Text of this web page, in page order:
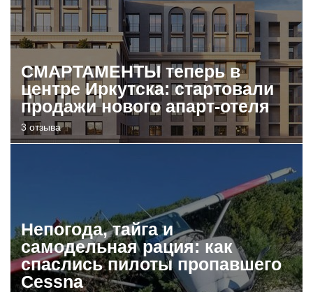
СМАРТАМЕНТЫ теперь в
центре Иркутска: стартовали
продажи нового апарт-отеля
3 отзыва
Непогода, тайга и
самодельная рация: как
спаслись пилоты пропавшего
Cessna